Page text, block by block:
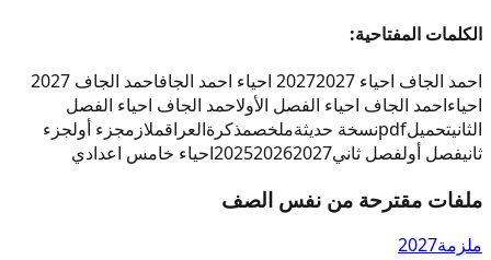
الكلمات المفتاحية:
احمد الجاف احياء 2027 2027 احياء احمد الجاف
احمد الجاف 2027
احياءاحمد الجاف احياء الفصل الأولاحمد الجاف احياء الفصل
الثانيتحميلpdfنسخة حديثةملخصمذكرةالعراقملازمجزء أولجزء
ثانيفصل أولفصل ثاني 202520262027 احياء خامس اعدادي
ملفات مقترحة من نفس الصف
ملزمة2027